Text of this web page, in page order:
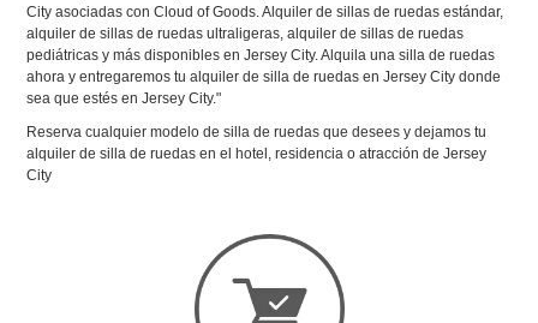
City asociadas con Cloud of Goods. Alquiler de sillas de ruedas estándar,
alquiler de sillas de ruedas ultraligeras, alquiler de sillas de ruedas
pediátricas y más disponibles en Jersey City. Alquila una silla de ruedas
ahora y entregaremos tu alquiler de silla de ruedas en Jersey City donde
sea que estés en Jersey City."
Reserva cualquier modelo de silla de ruedas que desees y dejamos tu
alquiler de silla de ruedas en el hotel, residencia o atracción de Jersey
City